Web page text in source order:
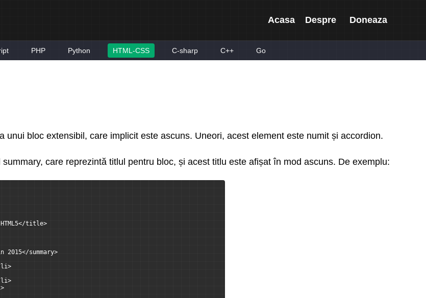
Acasa Despre Doneaza
PHP Python HTML-CSS C-sharp C++ Go
unui bloc extensibil, care implicit este ascuns. Uneori, acest element este numit și accordion.
care reprezintă titlul pentru bloc, și acest titlu este afișat în mod ascuns. De exemplu:
title>
summary>